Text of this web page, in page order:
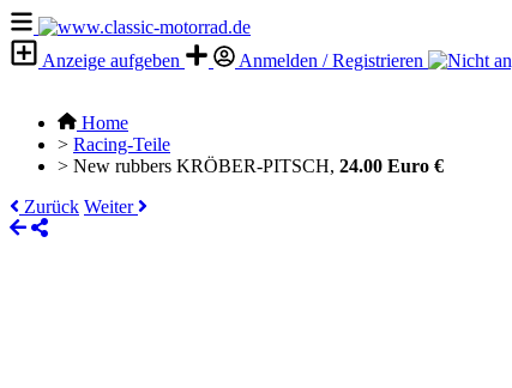
Anzeige aufgeben Anmelden / Registrieren
Home
> Racing-Teile
> New rubbers KRÖBER-PITSCH, 24.00 Euro €
Zurück Weiter